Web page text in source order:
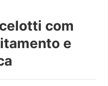
com
e